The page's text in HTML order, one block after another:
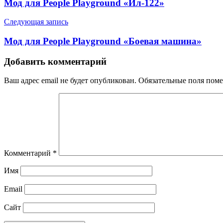
Мод для People Playground «Ил-122»
Следующая запись
Мод для People Playground «Боевая машина»
Добавить комментарий
Ваш адрес email не будет опубликован. Обязательные поля
Комментарий *
Имя
Email
Сайт